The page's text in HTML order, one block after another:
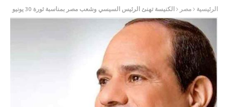
الرئيسية مصر الكنيسة تهنئ الرئيس السيسي وشعب مصر بمناسبة ثورة 30 يونيو